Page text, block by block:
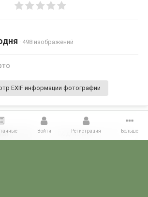
· 498 изображений
EXIF информации фотографии
Подписчики 0
Войти Регистрация Больше